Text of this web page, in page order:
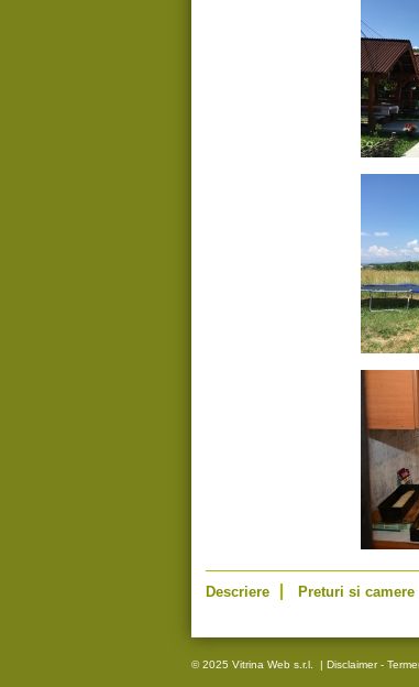
Descriere Preturi si camere
© 2025 Vitrina Web s.r.l. | Disclaimer -